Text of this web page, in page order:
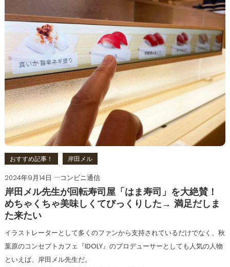
おすすめ記事！ 岸田メル
2024年9月14日
コンビニ通信
岸田メル先生が回転寿司屋「はま寿司」を大絶賛！
めちゃくちゃ美味しくてびっくりした→ 満足だしま
た来たい
イラストレーターとして多くのファンから支持されているだけでなく、秋
葉原のコンセプトカフェ『IDOLY』のプロデューサーとしても人気の人物
といえば、岸田メル先生だ。